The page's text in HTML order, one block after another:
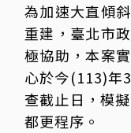
為加速大直傾
重建，臺北市
極協助，本案
心於今(113)年
查截止日，模
都更程序。